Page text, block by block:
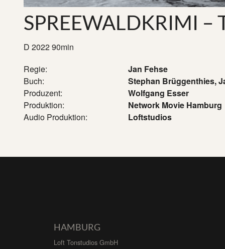
SPREEWALDKRIMI –
D 2022 90min
Regie:
Jan Fehse
Buch:
Stephan Brüggenthies,
Produzent:
Wolfgang Esser
Produktion:
Network Movie Hamburg
Audio Produktion:
Loftstudios
HAMBURG
Loft Tonstudios GmbH